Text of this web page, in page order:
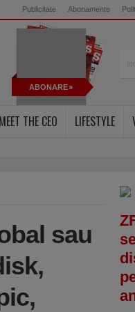
Publicitate Abonamente
ABONARE
MEET THE CEO LIFESTYLE
sau